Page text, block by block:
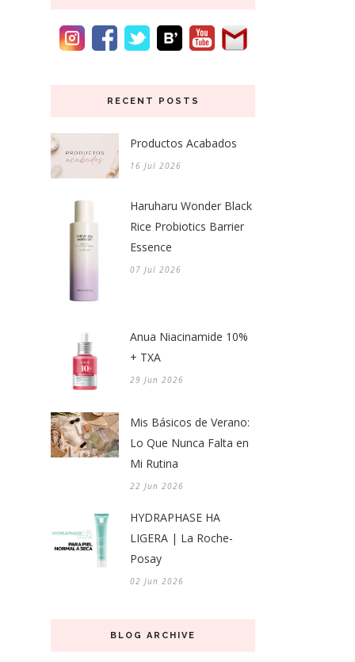
RECENT POSTS
Productos Acabados
16 Jul 2026
Haruharu Wonder Black
Rice Probiotics Barrier
Essence
07 Jul 2026
Anua Niacinamide 10%
+ TXA
29 Jun 2026
Mis Básicos de Verano:
Lo Que Nunca Falta en
Mi Rutina
22 Jun 2026
HYDRAPHASE HA
LIGERA | La Roche-
Posay
02 Jun 2026
BLOG ARCHIVE